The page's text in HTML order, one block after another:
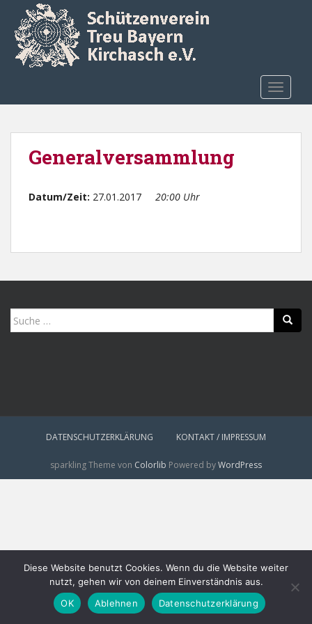
Skip to main content
Generalversammlung
Datum/Zeit: 27.01.2017 20:00 Uhr
Suche
nach:
DATENSCHUTZERKLÄRUNG KONTAKT / IMPRESSUM
sparkling Theme von Colorlib Powered byWordPress
Diese Website benutzt Cookies. Wenn du die Website weiter
nutzt, gehen wir von deinem Einverständnis aus.
OK
Ablehnen Datenschutzerklärung